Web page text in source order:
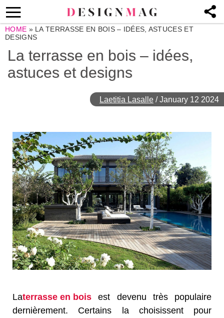
HOME » LA TERRASSE EN BOIS – IDÉES, ASTUCES ET
DESIGNS
La terrasse en bois – idées,
astuces et designs
Laetitia Lasalle /January 12 2024
Laterrasse en bois est devenu très populaire
dernièrement. Certains la choisissent pour